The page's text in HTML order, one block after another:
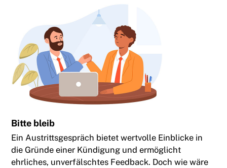
Bitte bleib
Ein Austrittsgespräch bietet wertvolle Einblicke in
die Gründe einer Kündigung und ermöglicht
ehrliches, unverfälschtes Feedback. Doch wie wäre